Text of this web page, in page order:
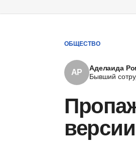
ОБЩЕСТВО
АР
Аделаида
Бывший